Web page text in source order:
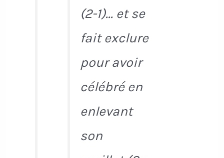
(2-1)... et se
fait exclure
pour avoir
célébré en
enlevant
son